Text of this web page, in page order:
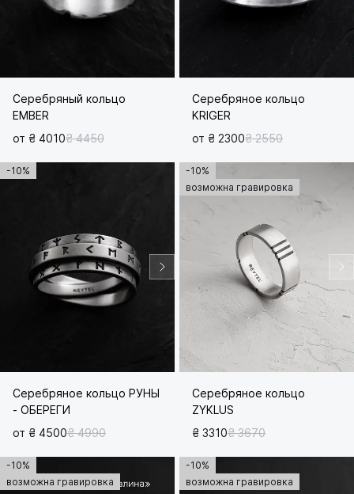
Серебряный кольцо
EMBER
от ₴ 4010₴ 4450
Серебряное кольцо
KRIGER
от ₴ 2300₴ 2550
-10%
Серебряное кольцо РУНЫ
- ОБЕРЕГИ
от ₴ 4500₴ 4990
-10%
возможна гравировка
Серебряное кольцо
ZYKLUS
₴ 3310₴ 3670
-10%
возможна гравировка
-10%
возможна гравировка